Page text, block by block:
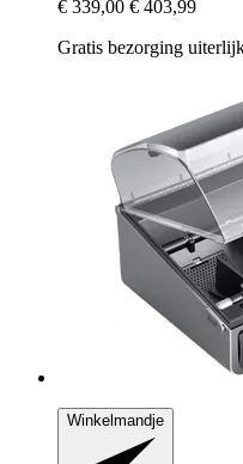
€ 339,00 € 403,99
Gratis bezorging
Winkelmandje